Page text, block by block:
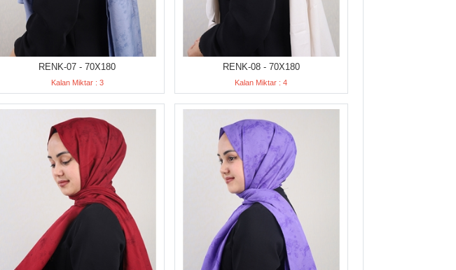
RENK-07 - 70X180
Kalan Miktar : 3
RENK-08 - 70X180
Kalan Miktar : 4